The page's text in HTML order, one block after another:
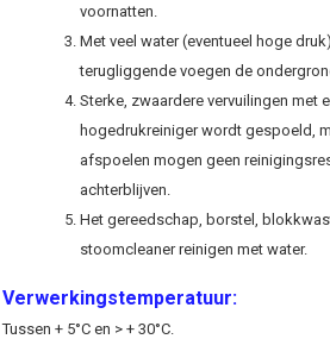
voornatten.
Met veel water (eventueel hoge
terugliggende voegen de
Sterke, zwaardere vervuilingen met
hogedrukreiniger wordt gespoeld,
afspoelen mogen geen
achterblijven.
Het gereedschap, borstel,
stoomcleaner reinigen met water.
Verwerkingstemperatuur:
Tussen + 5°C en > + 30°C.